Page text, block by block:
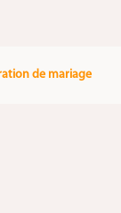
de mariage